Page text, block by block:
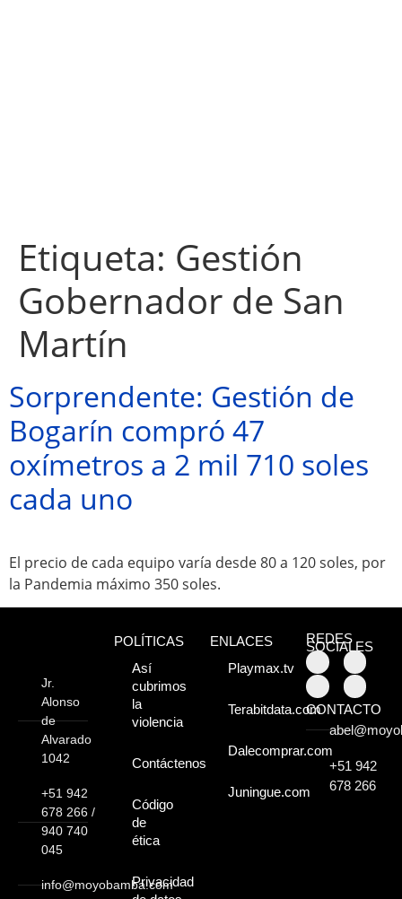
Atractivos
Moyobamba, está
lleno de atractivos
sorprendentes,
¡Descúbrelos!
Etiqueta: Gestión
Gobernador de San
Martín
Sorprendente: Gestión de
Bogarín compró 47
oxímetros a 2 mil 710 soles
cada uno
El precio de cada equipo varía desde 80 a 120 soles, por
la Pandemia máximo 350 soles.
Jr.
Alonso
de
Alvarado
1042
+51 942
678 266 /
940 740
045
info@moyobamba.com
POLÍTICAS
Así
cubrimos
la
violencia
Contáctenos
Código
de
ética
Privacidad
ENLACES
Playmax.tv
Terabitdata.com
Dalecomprar.com
Juningue.com
REDES
SOCIALES
CONTACTO
+51 942
678 266